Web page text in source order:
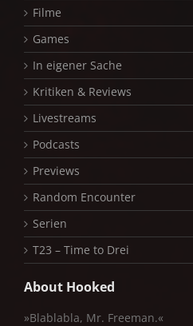
Filme
Games
In eigener Sache
Kritiken & Reviews
Livestreams
Podcasts
Previews
Random Encounter
Serien
T23 – Time to Drei
About Hooked
»Blablabla, Mr. Freeman.«